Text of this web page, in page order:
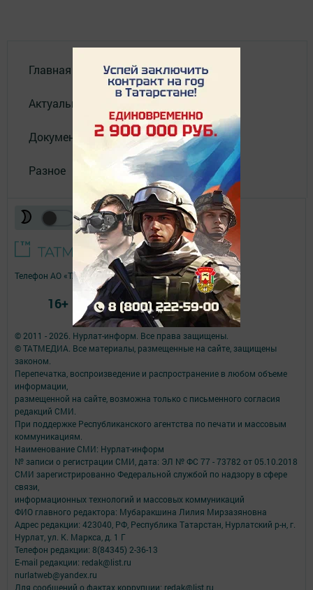
Главная
Актуальное видео
Документы
Разное
© 2011 - 2026. Нурлат-⁠информ. Все права защищены.
© ТАТМЕДИА. Все материалы, размещенные на сайте, защищены
законом.
Перепечатка, воспроизведение и распространение в любом объеме
информации,
размещенной на сайте, возможна только с письменного согласия
редакций СМИ.
При поддержке Республиканского агентства по печати и массовым
коммуникациям.
Наименование СМИ: Нурлат-⁠информ
№ записи о регистрации СМИ, дата: ЭЛ № ФС 77 -⁠ 73782 от 05.10.2018
СМИ зарегистрированно Федеральной службой по надзору в сфере
связи,
информационных технологий и массовых коммуникаций
ФИО главного редактора: Мубаракшина Лилия Мирзазяновна
Адрес редакции: 423040, РФ, Республика Татарстан, Нурлатский р-н, г.
Нурлат, ул. К. Маркса, д. 1 Г
Телефон редакции: 8(84345) 2-36-13
E-mail редакции: redak@list.ru
nurlatweb@yandex.ru
Для сообщений о фактах коррупции: redak@list.ru ,
Телефон АО «ТАТМЕДИА»:(843) 222 09 84
16+